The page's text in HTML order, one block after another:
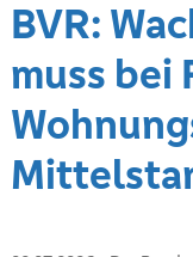
BVR:
muss bei